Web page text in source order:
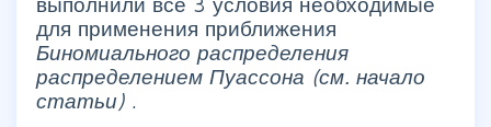
для применения приближения
Биномиального распределения
распределением Пуассона (см. начало
статьи) .